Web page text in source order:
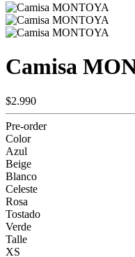
Camisa
$2.990
Pre-order
Color
Azul
Beige
Blanco
Celeste
Rosa
Tostado
Verde
Talle
XS